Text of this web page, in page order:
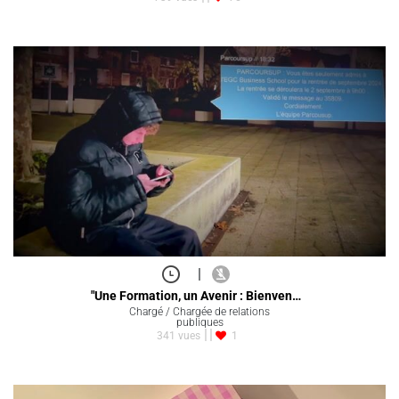
|
"Une Formation, un Avenir : Bienven…
Chargé / Chargée de relations
publiques
341 vues
1